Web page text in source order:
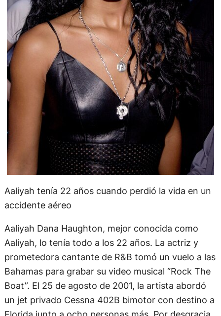
Aaliyah tenía 22 años cuando perdió la vida en un
accidente aéreo
Aaliyah Dana Haughton, mejor conocida como
Aaliyah, lo tenía todo a los 22 años. La actriz y
prometedora cantante de R&B tomó un vuelo a las
Bahamas para grabar su video musical “Rock The
Boat”. El 25 de agosto de 2001, la artista abordó
un jet privado Cessna 402B bimotor con destino a